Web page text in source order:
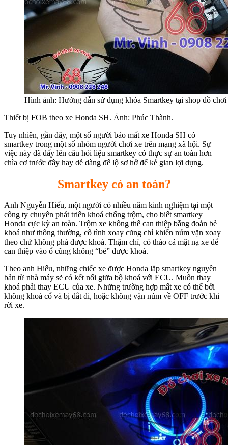
Hình ảnh: Hướng dẫn sử dụng khóa Smartkey tại shop đồ
Thiết bị FOB theo xe Honda SH. Ảnh: Phúc Thành.
Tuy nhiên, gần đây, một số người báo mất xe Honda SH có
smartkey trong một số nhóm người chơi xe trên mạng xã hội. Sự
việc này đã dấy lên câu hỏi liệu smartkey có thực sự an toàn hơn
chìa cơ trước đây hay dễ dàng để lộ sơ hở để kẻ gian lợi dụng.
Smartkey có an toàn?
Anh Nguyễn Hiếu, một người có nhiều năm kinh nghiệm tại một
công ty chuyên phát triển khoá chống trộm, cho biết smartkey
Honda cực kỳ an toàn. Trộm xe không thể can thiệp bằng đoản bẻ
khoá như thông thường, cố tình xoay cũng chỉ khiến núm vặn xoay
theo chứ không phá được khoá. Thậm chí, có tháo cả mặt nạ xe để
can thiệp vào ổ cũng không “bẻ” được khoá.
Theo anh Hiếu, những chiếc xe được Honda lắp smartkey nguyên
bản từ nhà máy sẽ có kết nối giữa bộ khoá với ECU. Muốn thay
khoá phải thay ECU của xe. Những trường hợp mất xe có thể bởi
không khoá cổ và bị dắt đi, hoặc không vặn núm về OFF trước khi
rời xe.